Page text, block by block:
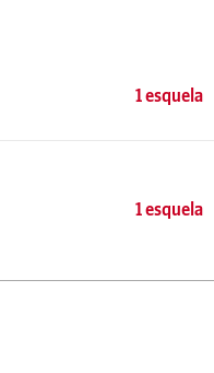
1 esquela
1 esquela